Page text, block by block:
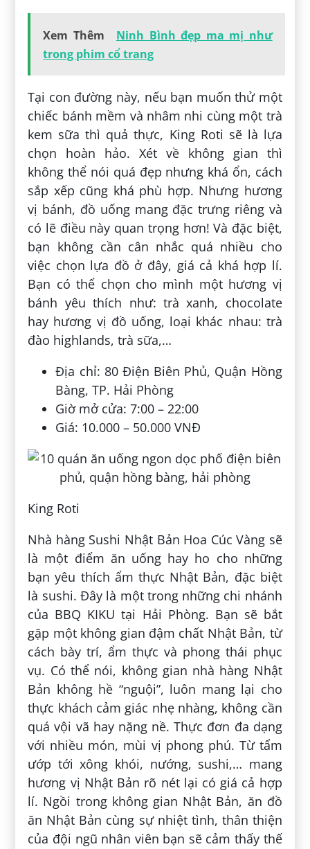
Xem Thêm
Ninh Bình đẹp ma mị như
trong phim cổ trang
Tại con đường này, nếu bạn muốn thử một
chiếc bánh mềm và nhâm nhi cùng một trà
kem sữa thì quả thực, King Roti sẽ là lựa
chọn hoàn hảo. Xét về không gian thì
không thể nói quá đẹp nhưng khá ổn, cách
sắp xếp cũng khá phù hợp. Nhưng hương
vị bánh, đồ uống mang đặc trưng riêng và
có lẽ điều này quan trọng hơn! Và đặc biệt,
bạn không cần cân nhắc quá nhiều cho
việc chọn lựa đồ ở đây, giá cả khá hợp lí.
Bạn có thể chọn cho mình một hương vị
bánh yêu thích như: trà xanh, chocolate
hay hương vị đồ uống, loại khác nhau: trà
đào highlands, trà sữa,…
Địa chỉ: 80 Điện Biên Phủ, Quận Hồng
Bàng, TP. Hải Phòng
Giờ mở cửa: 7:00 – 22:00
Giá: 10.000 – 50.000 VNĐ
King Roti
Nhà hàng Sushi Nhật Bản Hoa Cúc Vàng sẽ
là một điểm ăn uống hay ho cho những
bạn yêu thích ẩm thực Nhật Bản, đặc biệt
là sushi. Đây là một trong những chi nhánh
của BBQ KIKU tại Hải Phòng. Bạn sẽ bắt
gặp một không gian đậm chất Nhật Bản, từ
cách bày trí, ẩm thực và phong thái phục
vụ. Có thể nói, không gian nhà hàng Nhật
Bản không hề “nguội”, luôn mang lại cho
thực khách cảm giác nhẹ nhàng, không cần
quá vội vã hay nặng nề. Thực đơn đa dạng
với nhiều món, mùi vị phong phú. Từ tẩm
ướp tới xông khói, nướng, sushi,… mang
hương vị Nhật Bản rõ nét lại có giá cả hợp
lí. Ngồi trong không gian Nhật Bản, ăn đồ
ăn Nhật Bản cùng sự nhiệt tình, thân thiện
của đội ngũ nhân viên bạn sẽ cảm thấy thế